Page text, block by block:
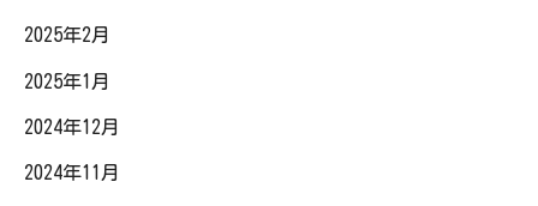
2025年2月
2025年1月
2024年12月
2024年11月